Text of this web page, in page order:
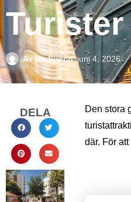
Av En Sueco juni 4, 2026
DELA
Den stora
där. För